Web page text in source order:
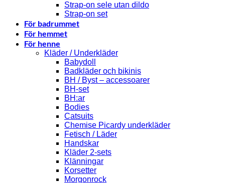
Strap-on sele utan dildo
Strap-on set
För badrummet
För hemmet
För henne
Kläder / Underkläder
Babydoll
Badkläder och bikinis
BH / Byst – accessoarer
BH-set
BH:ar
Bodies
Catsuits
Chemise Picardy underkläder
Fetisch / Läder
Handskar
Kläder 2-sets
Klänningar
Korsetter
Morgonrock